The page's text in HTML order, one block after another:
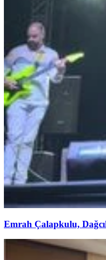
Emrah Çalapkulu,